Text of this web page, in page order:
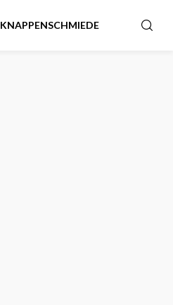
KNAPPENSCHMIEDE